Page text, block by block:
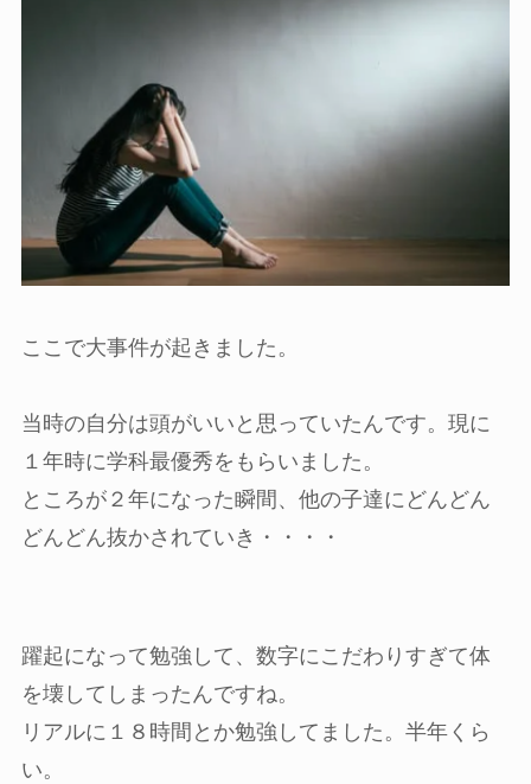
ここで大事件が起きました。
当時の自分は頭がいいと思っていたんです。現に
１年時に学科最優秀をもらいました。
ところが２年になった瞬間、他の子達にどんどん
どんどん抜かされていき・・・・
躍起になって勉強して、数字にこだわりすぎて体
を壊してしまったんですね。
リアルに１８時間とか勉強してました。半年くら
い。